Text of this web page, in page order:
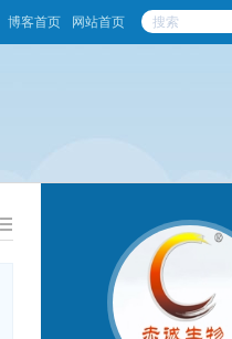
博客首页 网站首页